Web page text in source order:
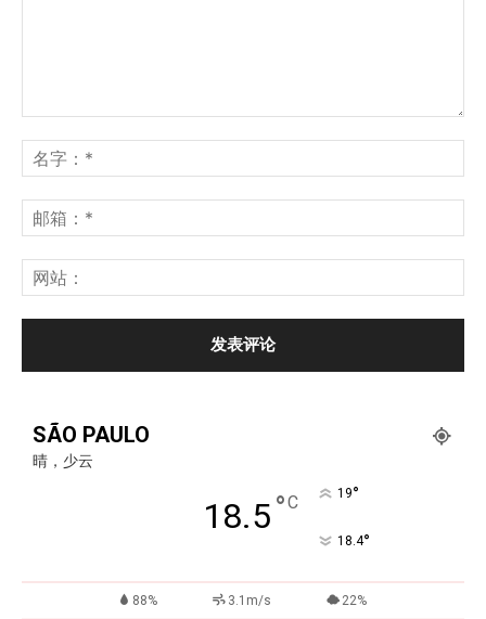
SÃO PAULO
晴，少云
18.5°C 19°
18.4°
88% 3.1m/s 22%